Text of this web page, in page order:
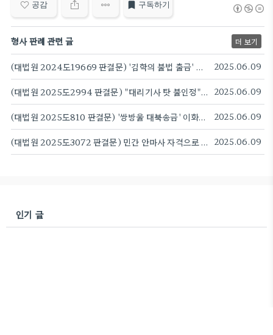
공감 구독하기
형사 판례 관련 글 더 보기
(대법원 2024도19669 판결문) '김학의 불법 출금' 이규원·차규근·이광철 무죄 확정...사건 6년 만에 2025.06.09
(대법원 2025도2994 판결문) "대리기사 탓 불인정"...이경 전 민주당 부대변인 유죄 확정 2025.06.09
(대법원 2025도810 판결문) '쌍방울 대북송금' 이화영 징역 7년8개월 확정 2025.06.09
(대법원 2025도3072 판결문) 민간 안마사 자격으로 '체형 교정' 시술...대법 "의료법 위반" 2025.06.09
인기 글